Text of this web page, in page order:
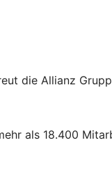
die Allianz
als 18.400